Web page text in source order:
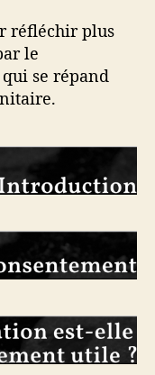
v
o
u
s
l
p
n
e
réfléchir plus
le
se répand